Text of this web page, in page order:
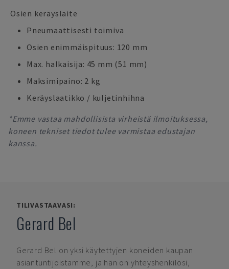
Osien keräyslaite
Pneumaattisesti toimiva
Osien enimmäispituus: 120 mm
Max. halkaisija: 45 mm (51 mm)
Maksimipaino: 2 kg
Keräyslaatikko / kuljetinhihna
*Emme vastaa mahdollisista virheistä ilmoituksessa,
koneen tekniset tiedot tulee varmistaa edustajan
kanssa.
TILIVASTAAVASI:
Gerard Bel
Gerard Bel on yksi käytettyjen koneiden kaupan
asiantuntijoistamme, ja hän on yhteyshenkilösi,